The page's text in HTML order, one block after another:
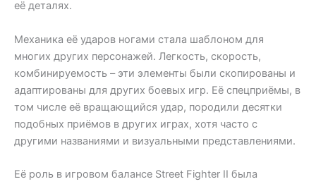
её деталях.
Механика её ударов ногами стала шаблоном для
многих других персонажей. Легкость, скорость,
комбинируемость – эти элементы были скопированы и
адаптированы для других боевых игр. Её спецприёмы, в
том числе её вращающийся удар, породили десятки
подобных приёмов в других играх, хотя часто с
другими названиями и визуальными представлениями.
Её роль в игровом балансе Street Fighter II была